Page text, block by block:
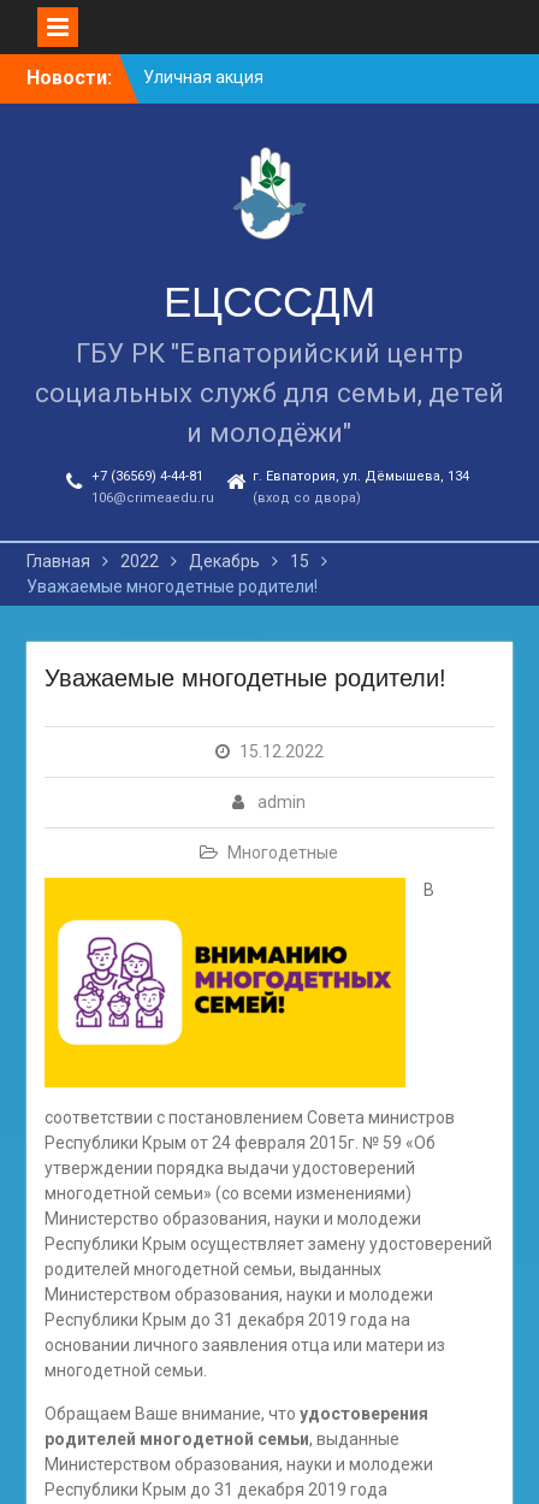
SkipНовости:
Наркотикам — НЕТ!»
Занятие в рамках школы
Cоциологический опрос
граждан старше 55 лет по
вопросам занятости
ЕЦСССДМ
ГБУ РК "Евпаторийский центр
социальных служб для семьи, детей
и молодёжи"
+7 (36569) 4-44-81
106@crimeaedu.ru
г. Евпатория, ул. Дёмышева, 134
(вход со двора)
Главная 2022 Декабрь
15
Уважаемые многодетные родители!
Уважаемые многодетные родители!
15.12.2022
admin
Многодетные
В
соответствии с постановлением Совета министров
Республики Крым от 24 февраля 2015г. № 59 «Об
утверждении порядка выдачи удостоверений
многодетной семьи» (со всеми изменениями)
Министерство образования, науки и молодежи
Республики Крым осуществляет замену удостоверений
родителей многодетной семьи, выданных
Министерством образования, науки и молодежи
Республики Крым до 31 декабря 2019 года на
основании личного заявления отца или матери из
многодетной семьи.
Обращаем Ваше внимание, что удостоверения
родителей многодетной семьи, выданные
Министерством образования, науки и молодежи
Республики Крым до 31 декабря 2019 года